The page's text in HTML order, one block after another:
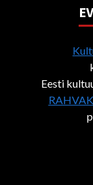
Eesti